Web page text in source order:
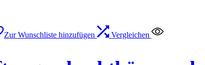
Zur Wunschliste hinzufügen Vergleichen